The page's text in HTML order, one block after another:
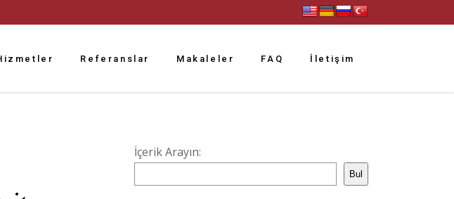
Referanslar Makaleler FAQ İletişim
İçerik Arayın:
Bul